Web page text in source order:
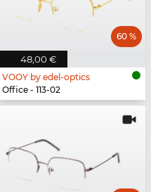
48,00 €
60 %
VOOY by edel-optics
Office - 113-02